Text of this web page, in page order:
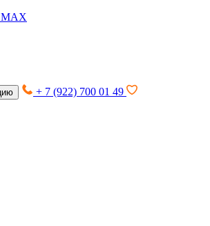
+ 7 (922) 700 01 49